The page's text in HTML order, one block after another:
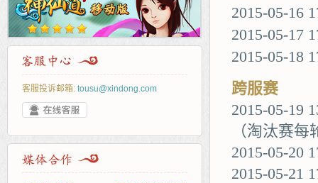
客服投诉邮箱: tousu@xindong.com
2015-05-16
2015-05-17
2015-05-18
跨服赛
2015-05-19
（淘汰赛
2015-05-20
2015-05-21